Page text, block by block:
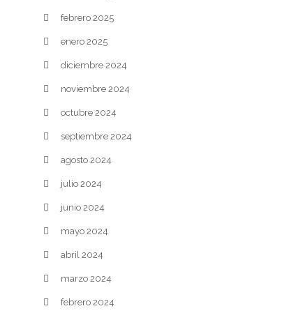
febrero 2025
enero 2025
diciembre 2024
noviembre 2024
octubre 2024
septiembre 2024
agosto 2024
julio 2024
junio 2024
mayo 2024
abril 2024
marzo 2024
febrero 2024